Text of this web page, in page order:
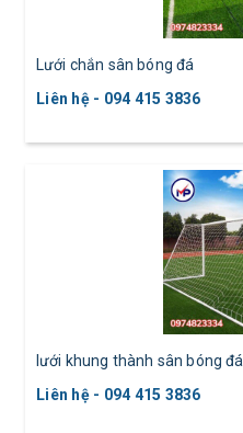
Lưới chắn sân bóng đá
Liên hệ - 094 415 3836
lưới khung thành sân bóng đá
Liên hệ - 094 415 3836